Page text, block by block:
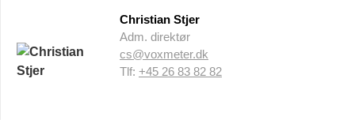
Christian Stjer
Adm. direktør
cs@voxmeter.dk
Tlf: +45 26 83 82 82